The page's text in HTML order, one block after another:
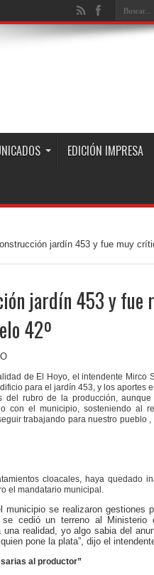
EDICIÓN IMPRESA
jardín 453 y fue muy
jardín 453 y fue
42º
de El Hoyo, el intendente Mirco
para el jardín 453, y los aportes
del rubro de la producción, aunque
con el municipio, sosteniendo al
trabajando para nuestro pueblo
cloacales, haya quedado
el mandatario municipal.
se realizaron gestiones
cedió un terreno al Ministerio
realidad, yo algo sabia del
pone la plata”, dijo el
al productor”